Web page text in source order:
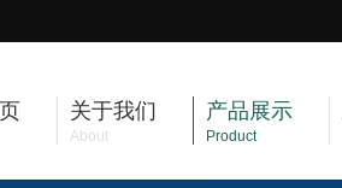
关于我们
About
产品展示
Product